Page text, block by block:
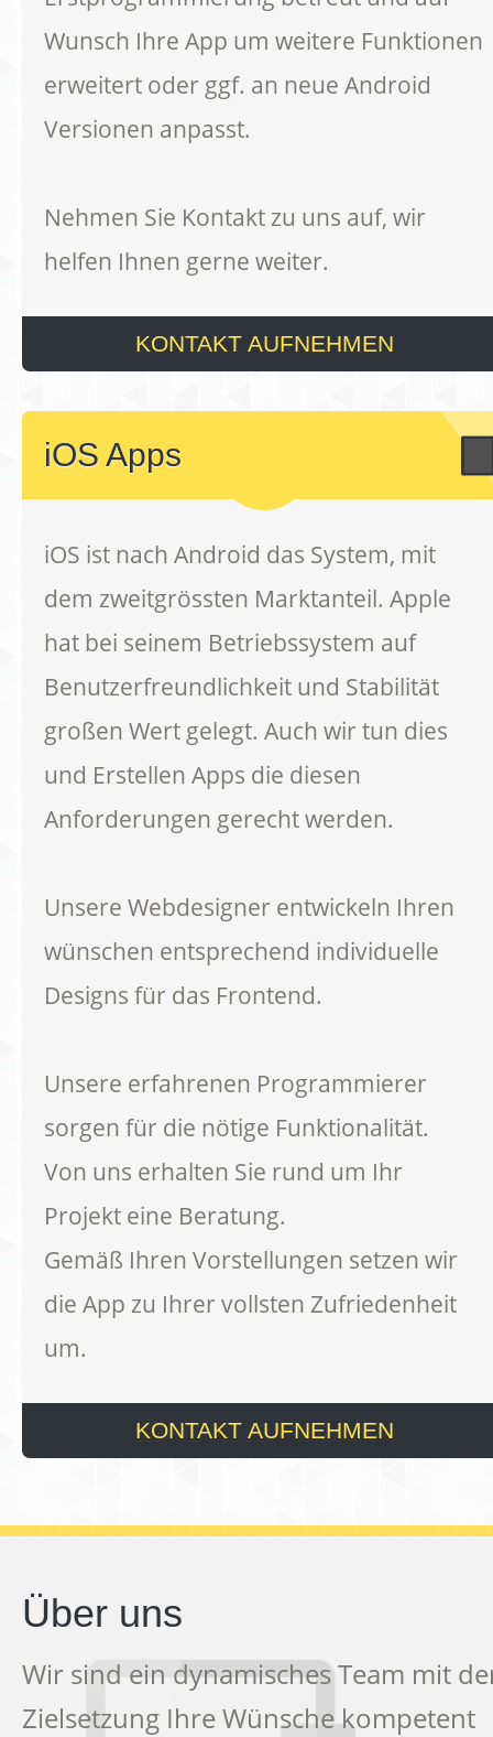
Wunsch Ihre App um weitere Funktionen
erweitert oder ggf. an neue Android
Versionen anpasst.
Nehmen Sie Kontakt zu uns auf, wir
helfen Ihnen gerne weiter.
KONTAKT AUFNEHMEN
iOS Apps
iOS ist nach Android das System, mit
dem zweitgrössten Marktanteil. Apple
hat bei seinem Betriebssystem auf
Benutzerfreundlichkeit und Stabilität
großen Wert gelegt. Auch wir tun dies
und Erstellen Apps die diesen
Anforderungen gerecht werden.
Unsere Webdesigner entwickeln Ihren
wünschen entsprechend individuelle
Designs für das Frontend.
Unsere erfahrenen Programmierer
sorgen für die nötige Funktionalität.
Von uns erhalten Sie rund um Ihr
Projekt eine Beratung.
Gemäß Ihren Vorstellungen setzen wir
die App zu Ihrer vollsten Zufriedenheit
um.
KONTAKT AUFNEHMEN
Über uns
Wir sind ein dynamisches Team mit
Zielsetzung Ihre Wünsche kompetent